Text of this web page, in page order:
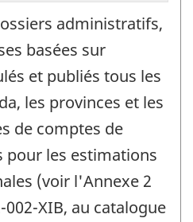
administratifs,
basées sur
et publiés tous les
les provinces et les
de comptes de
pour les estimations
(voir l'Annexe 2
XIB, au catalogue